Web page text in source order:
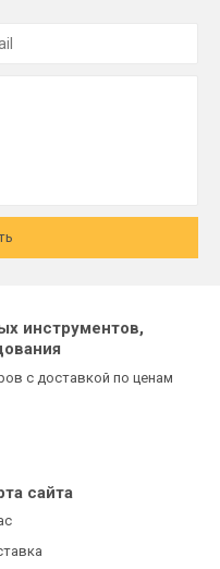
инструментов,
с доставкой по ценам
сайта